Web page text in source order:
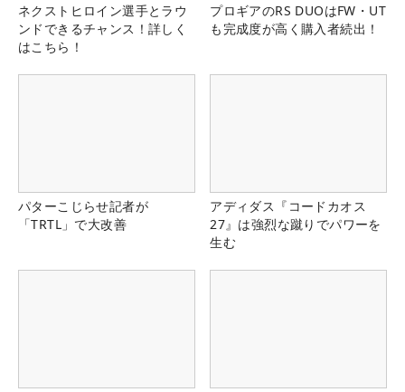
ネクストヒロイン選手とラウ
ンドできるチャンス！詳しく
はこちら！
プロギアのRS DUOはFW・UT
も完成度が高く購入者続出！
パターこじらせ記者が
「TRTL」で大改善
アディダス『コードカオス
27』は強烈な蹴りでパワーを
生む